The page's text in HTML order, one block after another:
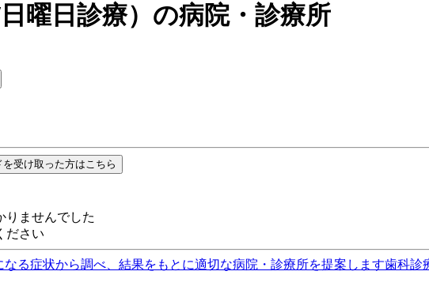
曜日診療） の病院・診療所
受け取った方はこちら
りませんでした
ださい
なる症状から調べ、結果をもとに適切な病院・診療所を提案します歯科診